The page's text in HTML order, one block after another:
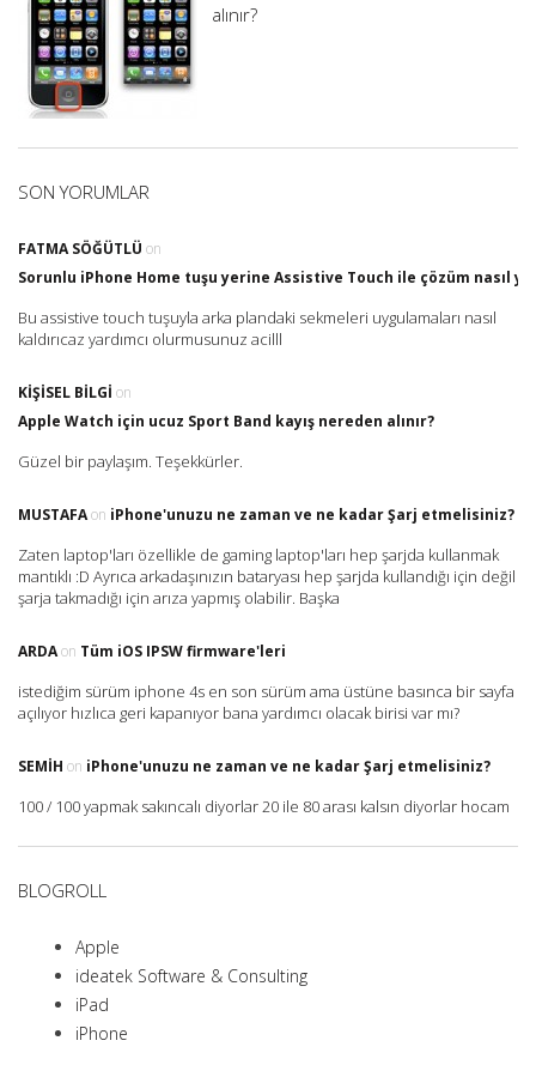
alınır?
SON YORUMLAR
FATMA SÖĞÜTLÜ on
Sorunlu iPhone Home tuşu yerine Assistive Touch ile çözüm nasıl
Bu assistive touch tuşuyla arka plandaki sekmeleri uygulamaları nasıl
kaldırıcaz yardımcı olurmusunuz acilll
KIŞISEL BILGI on
Apple Watch için ucuz Sport Band kayış nereden alınır?
Güzel bir paylaşım. Teşekkürler.
MUSTAFAon iPhone'unuzu ne zaman ve ne kadar Şarj etmelisiniz?
Zaten laptop'ları özellikle de gaming laptop'ları hep şarjda kullanmak
mantıklı :D Ayrıca arkadaşınızın bataryası hep şarjda kullandığı için değil
şarja takmadığı için arıza yapmış olabilir. Başka
ARDAon Tüm iOS IPSW firmware'leri
istediğim sürüm iphone 4s en son sürüm ama üstüne basınca bir sayfa
açılıyor hızlıca geri kapanıyor bana yardımcı olacak birisi var mı?
SEMIH on iPhone'unuzu ne zaman ve ne kadar Şarj etmelisiniz?
100 / 100 yapmak sakıncalı diyorlar 20 ile 80 arası kalsın diyorlar hocam
BLOGROLL
Apple
ideatek Software & Consulting
iPad
iPhone